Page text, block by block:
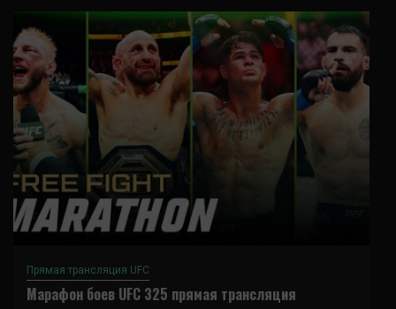
Прямая трансляция UFC
Марафон боев UFC 325 прямая трансляция